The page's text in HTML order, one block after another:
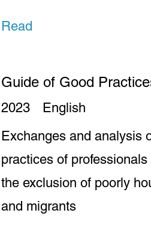
Read
Guide of Good
2023
English
Exchanges and analysis
practices of
the exclusion of poorly
and migrants